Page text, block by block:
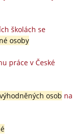
školách se
osoby
práce v České
osob na